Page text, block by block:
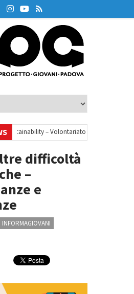
– Volontariato europeo a Padova
Lab – Borse di studio 2026/27
difficoltà
–
e
INFORMAGIOVANI